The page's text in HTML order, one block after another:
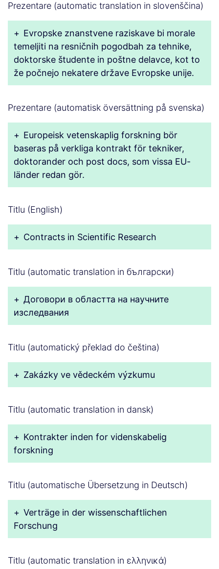
Prezentare (automatic translation in slovenščina)
+ Evropske znanstvene raziskave bi morale
temeljiti na resničnih pogodbah za tehnike,
doktorske študente in poštne delavce, kot to
že počnejo nekatere države Evropske unije.
Prezentare (automatisk översättning på svenska)
+ Europeisk vetenskaplig forskning bör
baseras på verkliga kontrakt för tekniker,
doktorander och post docs, som vissa EU-
länder redan gör.
Titlu (English)
+ Contracts in Scientific Research
Titlu (automatic translation in български)
+ Договори в областта на научните
изследвания
Titlu (automatický překlad do čeština)
+ Zakázky ve vědeckém výzkumu
Titlu (automatic translation in dansk)
+ Kontrakter inden for videnskabelig
forskning
Titlu (automatische Übersetzung in Deutsch)
+ Verträge in der wissenschaftlichen
Forschung
Titlu (automatic translation in ελληνικά)